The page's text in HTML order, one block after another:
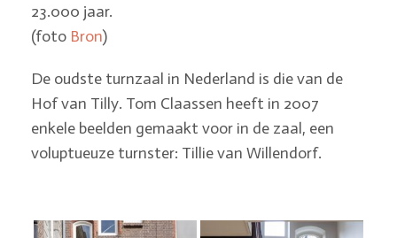
23.000 jaar.
(foto Bron)
De oudste turnzaal in Nederland is die van de
Hof van Tilly. Tom Claassen heeft in 2007
enkele beelden gemaakt voor in de zaal, een
voluptueuze turnster: Tillie van Willendorf.